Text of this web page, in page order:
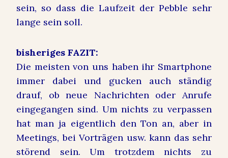
sein, so dass die Laufzeit der Pebble sehr
lange sein soll.
bisheriges FAZIT:
Die meisten von uns haben ihr Smartphone
immer dabei und gucken auch ständig
drauf, ob neue Nachrichten oder Anrufe
eingegangen sind. Um nichts zu verpassen
hat man ja eigentlich den Ton an, aber in
Meetings, bei Vorträgen usw. kann das sehr
störend sein. Um trotzdem nichts zu